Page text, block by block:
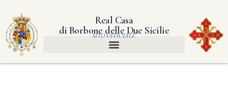
Real Casa
di Borbone delle Due Sicilie
SITO UFFICIALE